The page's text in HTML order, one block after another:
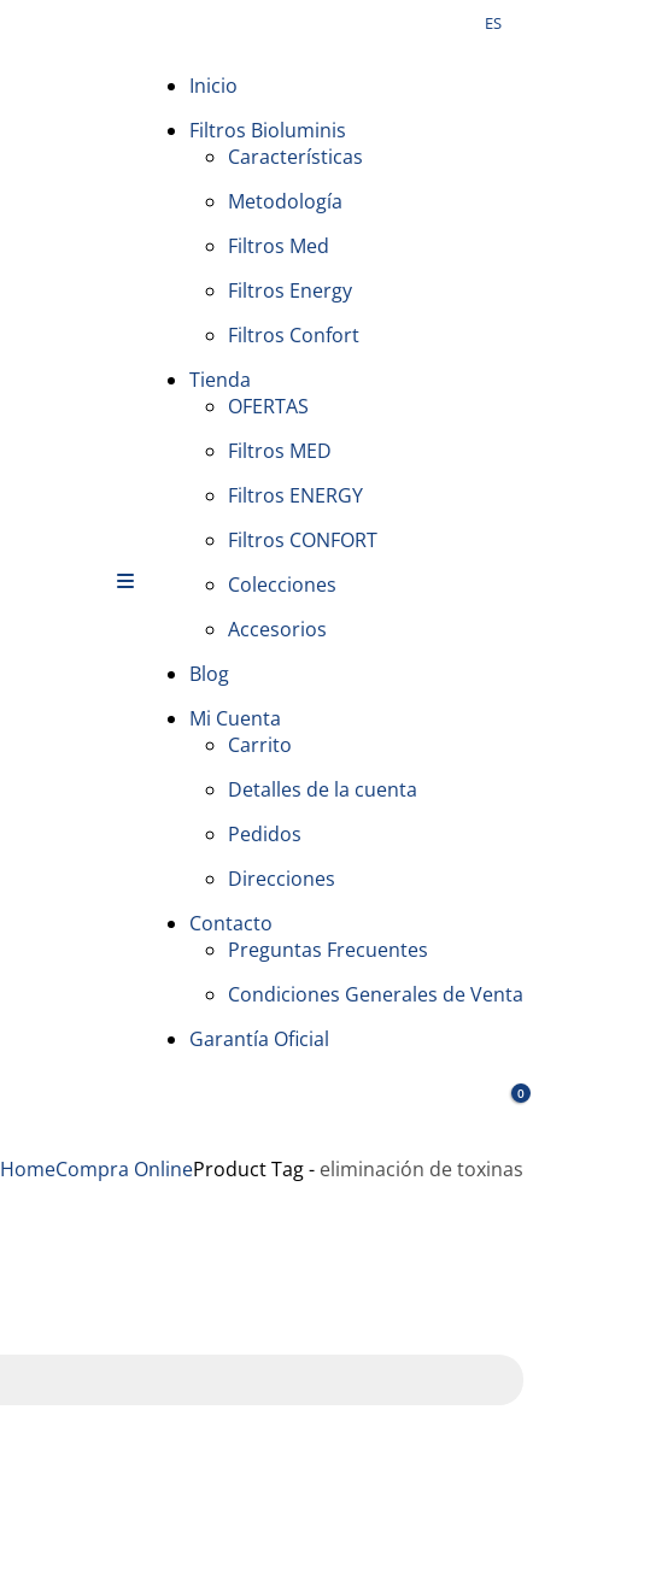
ES
Inicio
Filtros Bioluminis
Características
Metodología
Filtros Med
Filtros Energy
Filtros Confort
Tienda
OFERTAS
Filtros MED
Filtros ENERGY
Filtros CONFORT
Colecciones
Accesorios
Blog
Mi Cuenta
Carrito
Detalles de la cuenta
Pedidos
Direcciones
Contacto
Preguntas Frecuentes
Condiciones Generales de Venta
Garantía Oficial
0
HomeCompra OnlineProduct Tag - eliminación de toxinas